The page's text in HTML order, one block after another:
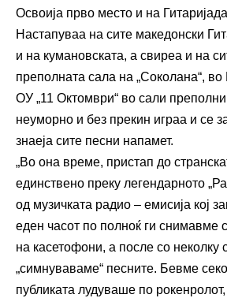
Освоија прво место и на
Настапуваа на сите македонски
и на кумановската, а свиреа и на
преполната сала на „Соколана“, во
ОУ „11 Октомври“ во сали
неуморно и без прекин играа и се
знаеја сите песни напамет.
„Во она време, пристап до
единствено преку легендарното
од музичката радио – емисија кој
еден часот по полноќ ги снимавме
на касетофони, а после со неколку
„симнуваваме“ песните. Бевме
публиката лудуваше по